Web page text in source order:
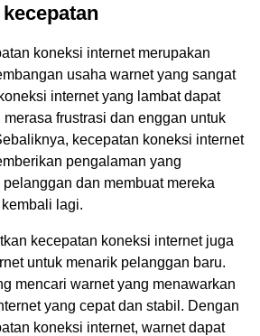
koneksi internet merupakan
usaha warnet yang sangat
internet yang lambat dapat
frustrasi dan enggan untuk
kecepatan koneksi internet
pengalaman yang
dan membuat mereka
lagi.
kecepatan koneksi internet juga
untuk menarik pelanggan baru.
mencari warnet yang menawarkan
yang cepat dan stabil. Dengan
koneksi internet, warnet dapat